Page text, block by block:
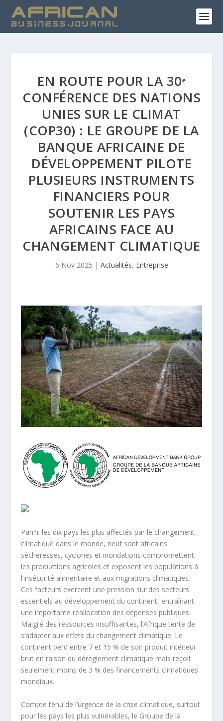
EN ROUTE POUR LA 30ᵉ
CONFÉRENCE DES NATIONS
UNIES SUR LE CLIMAT
(COP30) : LE GROUPE DE LA
BANQUE AFRICAINE DE
DÉVELOPPEMENT PILOTE
PLUSIEURS INSTRUMENTS
FINANCIERS POUR
SOUTENIR LES PAYS
AFRICAINS FACE AU
CHANGEMENT CLIMATIQUE
6 Nov 2025 | Actualités, Entreprise
Parmi les dix pays les plus affectés par le changement
climatique dans le monde, neuf sont africains :
sécheresses, cyclones et inondations compromettent
les productions agricoles et exposent les populations à
l’insécurité alimentaire et aux migrations climatiques.
Ces facteurs exercent une pression sur des secteurs
essentiels au développement du continent, entraînant
une importante réallocation des dépenses publiques.
Malgré des ressources insuffisantes, l’Afrique tente de
s’adapter aux effets du changement climatique. Le
continent perd entre 7 et 15 % de son produit intérieur
brut en raison du dérèglement climatique mais reçoit
seulement moins de 3 % des financements climatiques
mondiaux.
Compte tenu de l’urgence de la crise climatique, surtout
pour les pays les plus vulnérables, le Groupe de la